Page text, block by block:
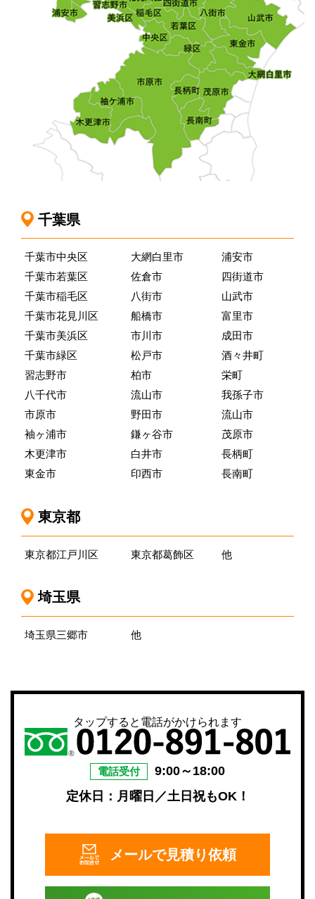
千葉県
千葉市中央区
千葉市若葉区
千葉市稲毛区
千葉市花見川区
千葉市美浜区
千葉市緑区
習志野市
八千代市
市原市
袖ヶ浦市
木更津市
東金市
大網白里市
佐倉市
八街市
船橋市
市川市
松戸市
柏市
流山市
野田市
鎌ヶ谷市
白井市
印西市
浦安市
四街道市
山武市
富里市
成田市
酒々井町
栄町
我孫子市
流山市
茂原市
長柄町
長南町
東京都
東京都江戸川区 東京都葛飾区 他
埼玉県
埼玉県三郷市 他
タップすると電話がかけられます
電話受付
9:00～18:00
定休日：月曜日／土日祝もOK！
メールで見積り依頼